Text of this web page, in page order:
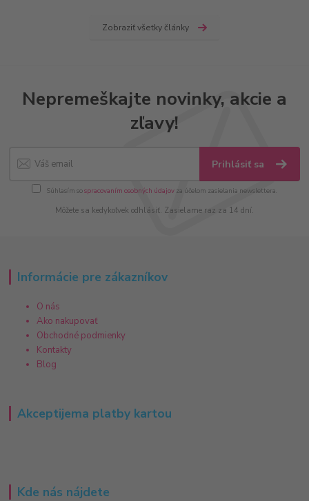
Zobraziť všetky články
Nepremeškajte novinky, akcie a
zľavy!
Prihlásiť sa
Súhlasím sospracovaním osobných údajov za účelom zasielania newslettera.
Môžete sa kedykoľvek odhlásiť. Zasielame raz za 14 dní.
Informácie pre zákazníkov
O nás
Ako nakupovať
Obchodné podmienky
Kontakty
Blog
Akceptijema platby kartou
Kde nás nájdete